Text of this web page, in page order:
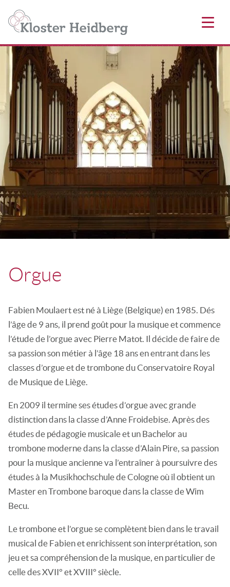
Orgue
Fabien Moulaert est né à Liège (Belgique) en 1985. Dés
l’âge de 9 ans, il prend goût pour la musique et commence
l’étude de l’orgue avec Pierre Matot. Il décide de faire de
sa passion son métier à l’âge 18 ans en entrant dans les
classes d’orgue et de trombone du Conservatoire Royal
de Musique de Liège.
En 2009 il termine ses études d’orgue avec grande
distinction dans la classe d’Anne Froidebise. Après des
études de pédagogie musicale et un Bachelor au
trombone moderne dans la classe d’Alain Pire, sa passion
pour la musique ancienne va l’entraîner à poursuivre des
études à la Musikhochschule de Cologne où il obtient un
Master en Trombone baroque dans la classe de Wim
Becu.
Le trombone et l’orgue se complètent bien dans le travail
musical de Fabien et enrichissent son interprétation, son
jeu et sa compréhension de la musique, en particulier de
celle des XVII° et XVIII° siècle.